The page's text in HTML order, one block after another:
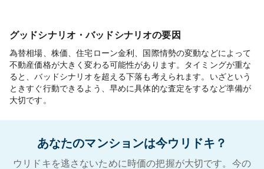
グッドシナリオ・バッドシナリオの要因
為替相場、株価、住宅ローン金利、国際情勢の変動などによって
不動産価格が大きく変わる可能性があります。タイミングが重な
ると、バッドシナリオを超える下落も考えられます。いざという
ときすぐ行動できるよう、早めに具体的な査定をするなど準備が
大切です。
あなたのマンションは今ウリドキ？
ウリドキを逃さないために時価の把握が大切です。今の